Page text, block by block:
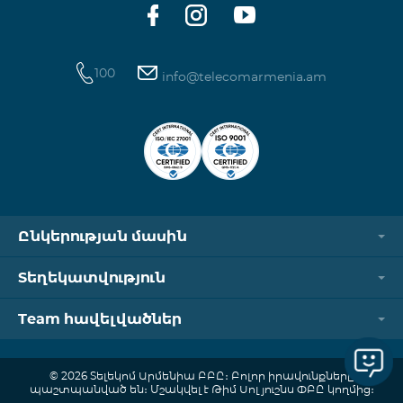
100 info@telecomarmenia.am
Ընկերության մասին
Տեղեկատվություն
Team հավելվածներ
© 2026 Տելեկոմ Արմենիա ԲԲԸ։ Բոլոր իրավունքները
պաշտպանված են։ Մշակվել է Թիմ Սոլյուշնս ՓԲԸ կողմից։